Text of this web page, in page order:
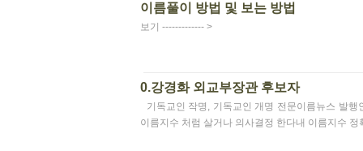
이름풀이 방법 및 보는 방법
보기 ------------- >
0.강경화 외교부장관 후보자
기독교인 작명, 기독교인 개명 전문이름뉴스 발
이름지수 처럼 살거나 의사결정 한다내 이름지수